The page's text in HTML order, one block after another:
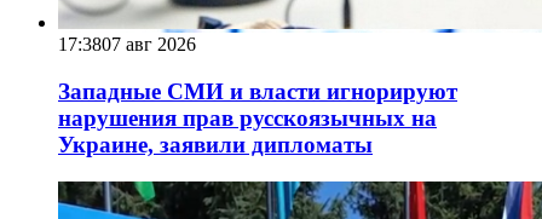
17:3807 авг 2026
Западные СМИ и власти игнорируют
нарушения прав русскоязычных на
Украине, заявили дипломаты